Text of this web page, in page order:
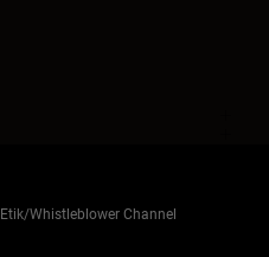
Etik/Whistleblower Channel